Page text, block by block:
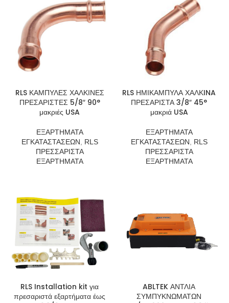
RLS ΚΑΜΠΥΛΕΣ ΧΑΛΚΙΝΕΣ
ΠΡΕΣΑΡΙΣΤΕΣ 5/8″ 90°
μακριές USA
ΕΞΑΡΤΗΜΑΤΑ
ΕΓΚΑΤΑΣΤΑΣΕΩΝ
RLS
ΠΡΕΣΣΑΡΙΣΤΑ
ΕΞΑΡΤΗΜΑΤΑ
RLS ΗΜΙΚΑΜΠΥΛΑ ΧΑΛΚINA
ΠΡΕΣΑΡΙΣΤΑ 3/8″ 45°
μακριά USA
ΕΞΑΡΤΗΜΑΤΑ
ΕΓΚΑΤΑΣΤΑΣΕΩΝ
RLS
ΠΡΕΣΣΑΡΙΣΤΑ
ΕΞΑΡΤΗΜΑΤΑ
RLS Installation kit για
πρεσαριστά εξαρτήματα έως
ABLTEK ΑΝΤΛΙΑ
ΣΥΜΠΥΚΝΩΜΑΤΩΝ